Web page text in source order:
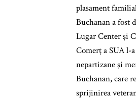
plasament
Buchanan a fost
Lugar Center și
Comerț a SUA l-
nepartizane și
Buchanan, care
sprijinirea